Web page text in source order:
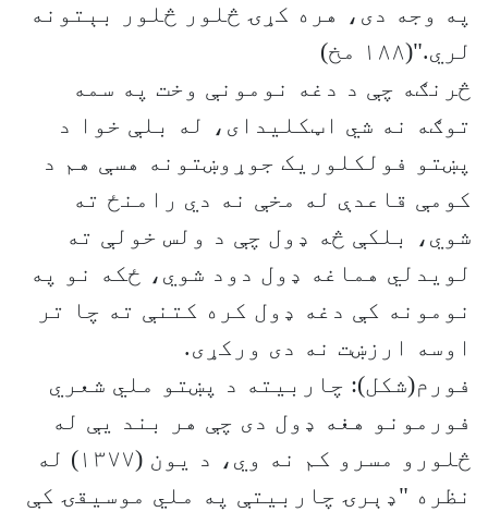
په وجه دی، هره کړۍ څلور څلور بېتونه
لري."(۱۸۸ مخ)
څرنګه چې د دغه نومونې وخت په سمه
توګه نه شي اټکلیدای، له بلې خوا د
پښتو فولکلوریک جوړوښتونه هسې هم د
کومې قاعدې له مخې نه دي رامنځ ته
شوي، بلکې څه ‌‌‌‌‌ډول چې د ولس خولې ته
لویدلي هماغه ‌ډول دود شوي، ځکه نو په
نومونه کې دغه ډول کره کتنې ته چا تر
اوسه ارزښت نه دی ورکړی. ‌‌
فورم(شکل): چاربیته د پښتو ملي شعري
فورمونو هغه ‌ډول دی چې هر بند یې له
څلورو مسرو کم نه وي، د یون (۱۳۷۷) له
نظره "ډېرۍ چاربیتې په ملي موسیقۍ کې